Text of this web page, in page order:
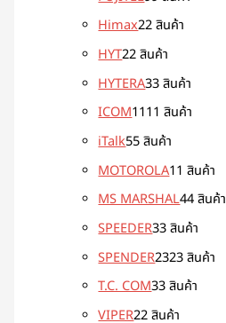
Himax22 สินค้า
HYT22 สินค้า
HYTERA33 สินค้า
ICOM1111 สินค้า
iTalk55 สินค้า
MOTOROLA11 สินค้า
MS MARSHAL44 สินค้า
SPEEDER33 สินค้า
SPENDER2323 สินค้า
T.C. COM33 สินค้า
VIPER22 สินค้า